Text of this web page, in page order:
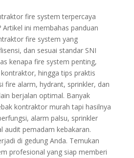
fire system terpercaya
Artikel ini membahas panduan
fire system yang
dan sesuai standar SNI
kenapa fire system penting,
hingga tips praktis
fire alarm, hydrant, sprinkler, dan
berjalan optimal. Banyak
kontraktor murah tapi hasilnya
alarm palsu, sprinkler
audit pemadam kebakaran.
di gedung Anda. Temukan
profesional yang siap memberi